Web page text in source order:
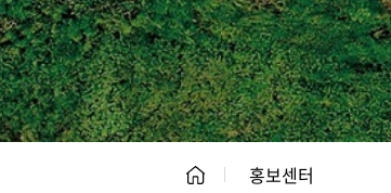
홍보센터